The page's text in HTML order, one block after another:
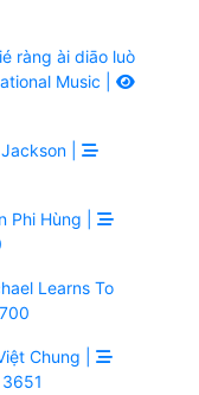
ràng ài diāo luò
Music |
|
Phi Hùng |
Learns To
Chung |
3651